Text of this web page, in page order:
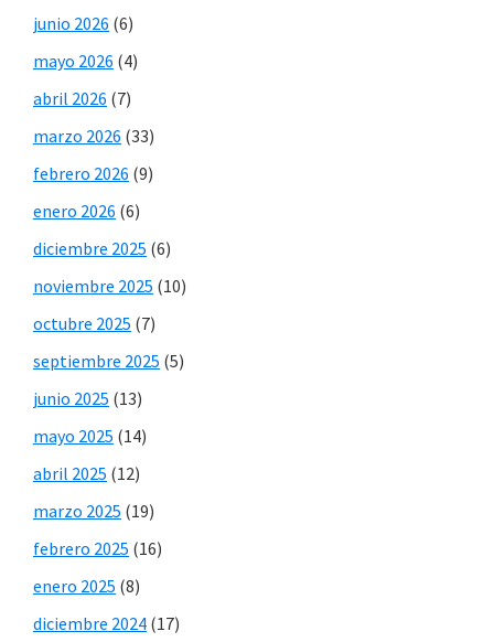
junio 2026 (6)
mayo 2026 (4)
abril 2026 (7)
marzo 2026 (33)
febrero 2026 (9)
enero 2026 (6)
diciembre 2025 (6)
noviembre 2025 (10)
octubre 2025 (7)
septiembre 2025 (5)
junio 2025 (13)
mayo 2025 (14)
abril 2025 (12)
marzo 2025 (19)
febrero 2025 (16)
enero 2025 (8)
diciembre 2024 (17)